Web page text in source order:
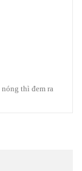
thì đem ra